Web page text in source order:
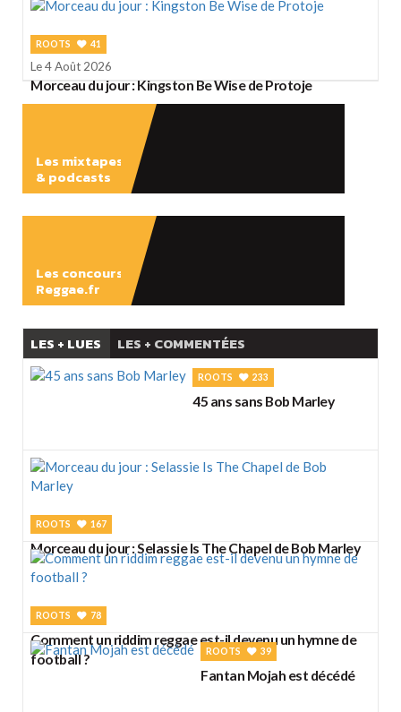
ROOTS 41
Le 4 Août 2026
Morceau du jour : Kingston Be Wise de Protoje
Les mixtapes
& podcasts
Les concours
Reggae.fr
LES + LUES LES + COMMENTÉES
ROOTS 233
45 ans sans Bob Marley
ROOTS 167
Morceau du jour : Selassie Is The Chapel de Bob Marley
ROOTS 78
Comment un riddim reggae est-il devenu un hymne de
football ?
ROOTS 39
Fantan Mojah est décédé